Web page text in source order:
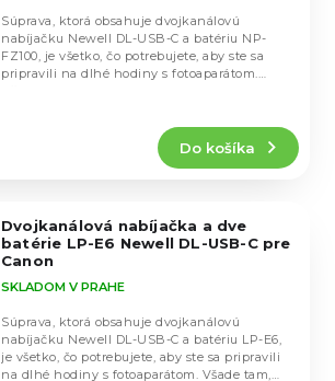
Do košíka
Súprava, ktorá obsahuje dvojkanálovú
nabíjačku Newell DL-USB-C a batériu NP-
FZ100, je všetko, čo potrebujete, aby ste sa
pripravili na dlhé hodiny s fotoaparátom.
Dvojkanálová nabíjačka a dve
batérie LP-E6 Newell DL-USB-C pre
Canon
SKLADOM V PRAHE
Súprava, ktorá obsahuje dvojkanálovú
nabíjačku Newell DL-USB-C a batériu LP-E6,
je všetko, čo potrebujete, aby ste sa pripravili
na dlhé hodiny s fotoaparátom. Všade tam,